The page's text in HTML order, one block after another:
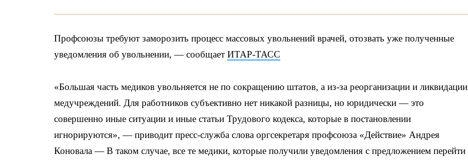
Профсоюзы требуют заморозить процесс массовых увольнений врачей, отозвать уже полученные
уведомления об увольнении, — сообщает ИТАР-ТАСС
«Большая часть медиков увольняется не по сокращению штатов, а из-за реорганизации и ликвидации
медучреждений. Для работников субъективно нет никакой разницы, но юридически — это
совершенно иные ситуации и иные статьи Трудового кодекса, которые в постановлении
игнорируются», — приводит пресс-служба слова оргсекретаря профсоюза «Действие» Андрея
Коновала — В таком случае, все те медики, которые получили уведомления с предложением перейти